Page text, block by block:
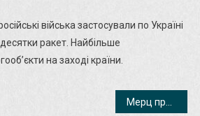
війська застосували по Україні
ракет. Найбільше
на заході країни.